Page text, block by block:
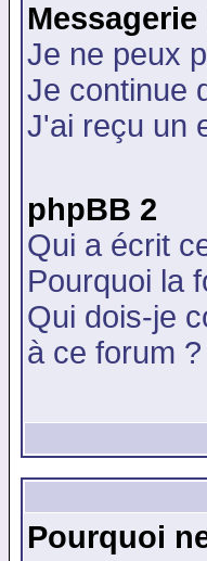
Messagerie
Je ne peux
Je continue
J'ai reçu un
phpBB 2
Qui a écrit
Pourquoi la
Qui dois-je
à ce forum ?
Pourquoi